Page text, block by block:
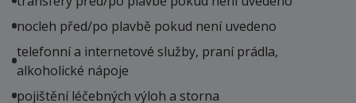
nocleh před/po plavbě pokud není uvedeno
telefonní a internetové služby, praní prádla,
alkoholické nápoje
pojištění léčebných výloh a storna